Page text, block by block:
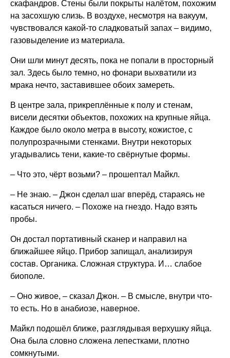
скафандров. Стены были покрыты налётом, похожим
на засохшую слизь. В воздухе, несмотря на вакуум,
чувствовался какой-то сладковатый запах – видимо,
газовыделение из материала.
Они шли минут десять, пока не попали в просторный
зал. Здесь было темно, но фонари выхватили из
мрака нечто, заставившее обоих замереть.
В центре зала, прикреплённые к полу и стенам,
висели десятки объектов, похожих на крупные яйца.
Каждое было около метра в высоту, кожистое, с
полупрозрачными стенками. Внутри некоторых
угадывались тени, какие-то свёрнутые формы.
– Что это, чёрт возьми? – прошептал Майкл.
– Не знаю. – Джон сделал шаг вперёд, стараясь не
касаться ничего. – Похоже на гнездо. Надо взять
пробы.
Он достал портативный сканер и направил на
ближайшее яйцо. Прибор запищал, анализируя
состав. Органика. Сложная структура. И… слабое
биополе.
– Оно живое, – сказал Джон. – В смысле, внутри что-
то есть. Но в анабиозе, наверное.
Майкл подошёл ближе, разглядывая верхушку яйца.
Она была словно сложена лепестками, плотно
сомкнутыми.